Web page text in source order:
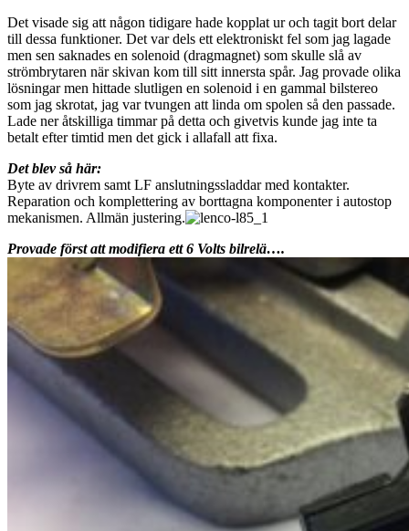
Det visade sig att någon tidigare hade kopplat ur och tagit bort delar
till dessa funktioner. Det var dels ett elektroniskt fel som jag lagade
men sen saknades en solenoid (dragmagnet) som skulle slå av
strömbrytaren när skivan kom till sitt innersta spår. Jag provade olika
lösningar men hittade slutligen en solenoid i en gammal bilstereo
som jag skrotat, jag var tvungen att linda om spolen så den passade.
Lade ner åtskilliga timmar på detta och givetvis kunde jag inte ta
betalt efter timtid men det gick i allafall att fixa.
Det blev så här:
Byte av drivrem samt LF anslutningssladdar med kontakter.
Reparation och komplettering av borttagna komponenter i autostop
mekanismen. Allmän justering.
Provade först att modifiera ett 6 Volts bilrelä….